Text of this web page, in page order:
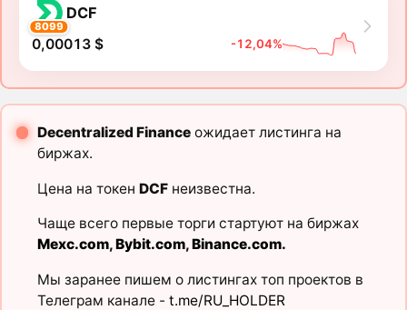
8099
DCF
0,00013 $ -12,04%
Decentralized Financeожидает листинга на
биржах.
Цена на токен DCFнеизвестна.
Чаще всего первые торги стартуют на биржах
Mexc.com,Bybit.com,Binance.com.
Мы заранее пишем о листингах топ проектов в
Телеграм канале - t.me/RU_HOLDER